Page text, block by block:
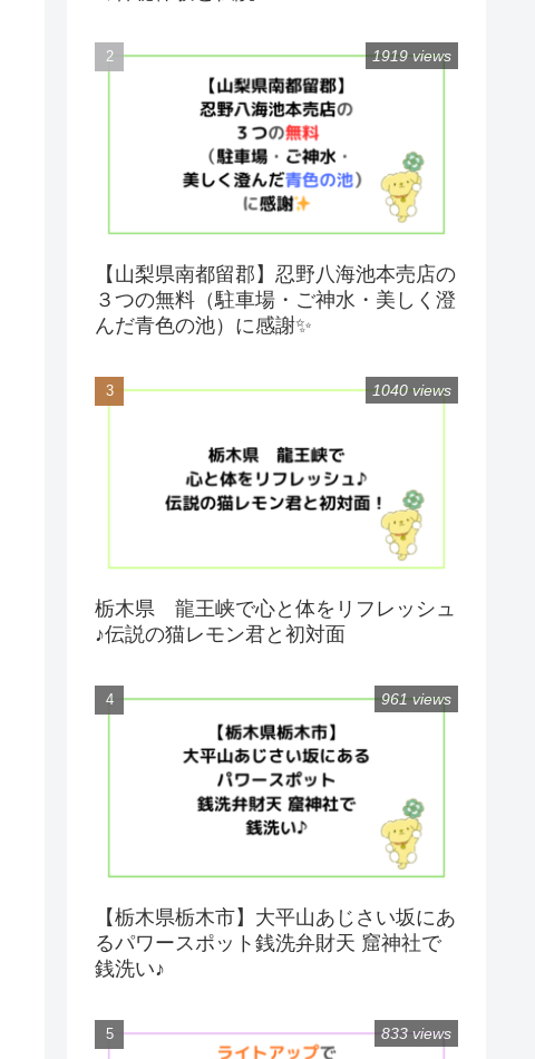
【山梨県南都留郡】忍野八海池本売店の
３つの無料（駐車場・ご神水・美しく澄
んだ青色の池）に感謝✨
1919 views
栃木県 龍王峡で心と体をリフレッシュ
♪伝説の猫レモン君と初対面
1040 views
【栃木県栃木市】大平山あじさい坂にあ
るパワースポット銭洗弁財天 窟神社で
銭洗い♪
961 views
833 views